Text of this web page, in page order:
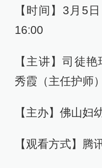
【时间】3月5
16:00
【主讲】司徒
秀霞（主任护师）
【主办】佛山妇
【观看方式】腾